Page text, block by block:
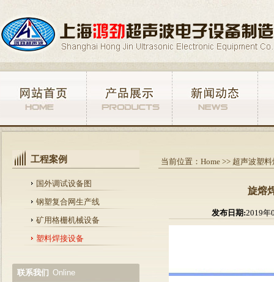
工程案例
国外调试设备图
钢塑复合网生产线
矿用格栅机械设备
塑料焊接设备
联系我们 Online
当前位置： Home >> 超声波塑
旋熔
发布日期:2019年